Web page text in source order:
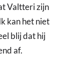
Valtteri zijn
kan het niet
blij dat hij
af.